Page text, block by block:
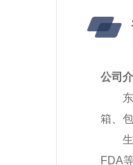
公司
箱、
FDA